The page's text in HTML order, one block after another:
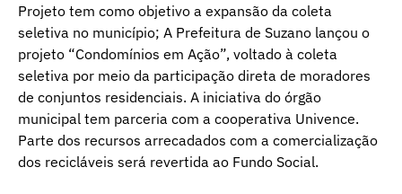
Projeto tem como objetivo a expansão da coleta
seletiva no município; A Prefeitura de Suzano lançou o
projeto “Condomínios em Ação”, voltado à coleta
seletiva por meio da participação direta de moradores
de conjuntos residenciais. A iniciativa do órgão
municipal tem parceria com a cooperativa Univence.
Parte dos recursos arrecadados com a comercialização
dos recicláveis será revertida ao Fundo Social.